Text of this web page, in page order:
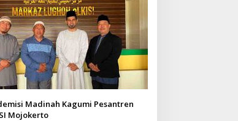
Madinah Kagumi Pesantren
Mojokerto